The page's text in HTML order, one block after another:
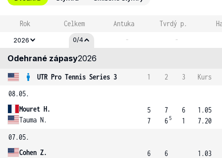
Rok Celkem Antuka Tvrdý p.
2026 0/4 - -
Odehrané zápasy2026
UTR Pro Tennis Series 3 1 2 3
Kurs
08.05.
Mouret H.
Tauma N.
5
7
7
6 5
6
1
1.05
7.20
07.05.
Cohen Z.
6
6
1.03